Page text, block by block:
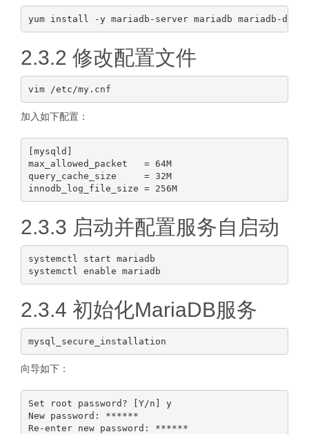
2.3.2 修改配置文件
加入如下配置：
[mysqld]
max_allowed_packet   = 64M
query_cache_size     = 32M
innodb_log_file_size = 256M
2.3.3 启动并配置服务自启动
systemctl start mariadb
2.3.4 初始化MariaDB服务
向导如下：
Set root password? [Y/n] y
New password: ******
Re-enter new password: ******